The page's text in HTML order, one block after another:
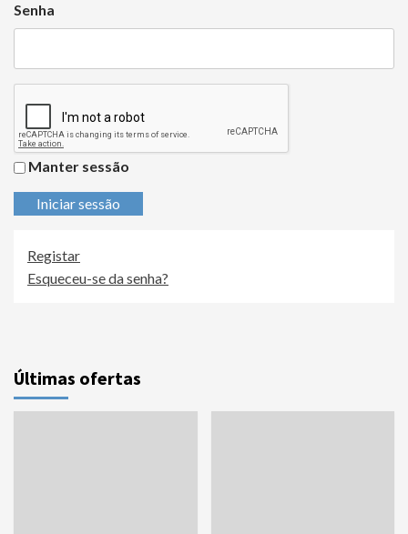
Senha
Manter sessão
Iniciar sessão
Registar
Esqueceu-se da senha?
Últimas ofertas